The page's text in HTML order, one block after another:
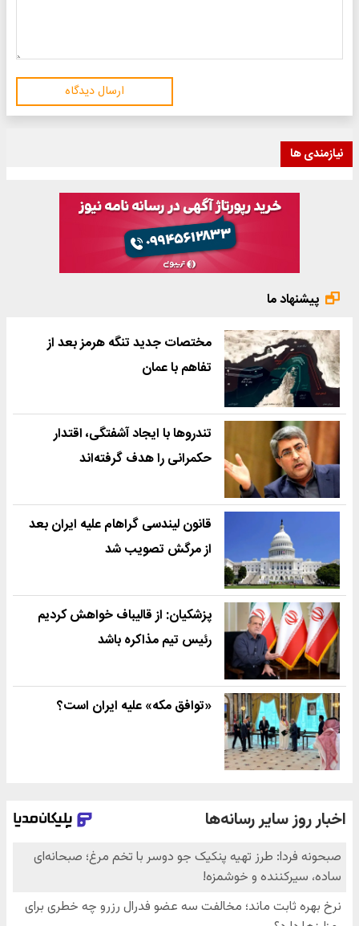
ارسال دیدگاه
نیازمندی ها
پیشنهاد ما
مختصات جدید تنگه هرمز بعد از
تفاهم با عمان
تندروها با ایجاد آشفتگی، اقتدار
حکمرانی را هدف گرفته‌اند
قانون لیندسی گراهام علیه ایران بعد
از مرگش تصویب شد
پزشکیان: از قالیباف خواهش کردیم
رئیس تیم مذاکره باشد
«توافق مکه» علیه ایران است؟